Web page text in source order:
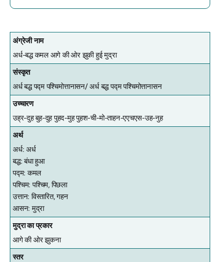
अंग्रेजी नाम
अर्ध-बद्ध कमल आगे की ओर झुकी हुई मुद्रा
संस्कृत
अर्ध बद्ध पद्म पश्चिमोत्तानासन/अर्ध बद्ध पद्म पश्चिमोत्तानासन
उच्चारण
उह्र-दुह बुह-दुह पुहद-मुह पुहश-ची-मो-ताहन-एएचएस-उह-नुह
अर्थ
अर्ध: अर्ध
बद्ध: बंधा हुआ
पद्म: कमल
पश्चिम: पश्चिम, पिछला
उत्तान: विस्तारित, गहन
आसन: मुद्रा
मुद्रा का प्रकार
आगे की ओर झुकना
स्तर